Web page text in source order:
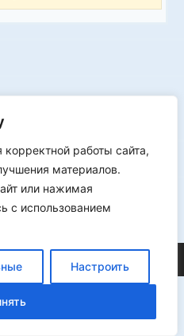
работы сайта,
материалов.
или нажимая
с использованием
Настроить